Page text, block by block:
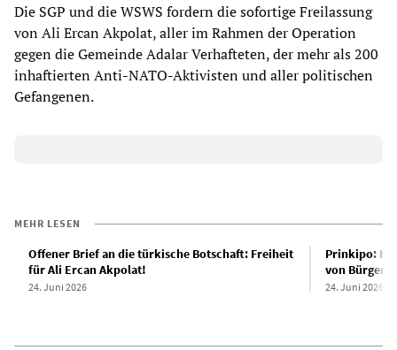
Die SGP und die WSWS fordern die sofortige Freilassung
von Ali Ercan Akpolat, aller im Rahmen der Operation
gegen die Gemeinde Adalar Verhafteten, der mehr als 200
inhaftierten Anti-NATO-Aktivisten und aller politischen
Gefangenen.
MEHR LESEN
Offener Brief an die türkische Botschaft: Freiheit
für Ali Ercan Akpolat!
24. Juni 2026
Prinkipo:
von
24. Juni 2026